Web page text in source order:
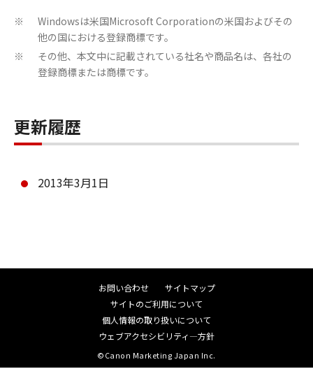
ンジニアリング、逆アセンブル、デコンパイ
ル、翻訳、翻案などを行うことは出来ませ
ん。
標登録等を除去したり、視認困難にすること
は出来ません。
アルを、甲の事前承認なく紙媒体、電子媒体
第5条（保証範囲及び責任）
甲は、本ソフトウエア商品が乙の保有する動
作環境に於いて、全て正常に動作することを
※
Windowsは米国Microsoft Corporationの米国およびその
他の国における登録商標です。
※
その他、本文中に記載されている社名や商品名は、各社の
登録商標または商標です。
更新履歴
2013年3月1日
お問い合わせ
サイトマップ
サイトのご利用について
個人情報の取り扱いについて
ウェブアクセシビリティ―方針
©Canon Marketing Japan Inc.